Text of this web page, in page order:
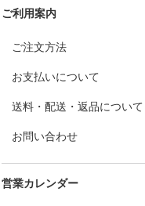
ご利用案内
ご注文方法
お支払いについて
送料・配送・返品について
お問い合わせ